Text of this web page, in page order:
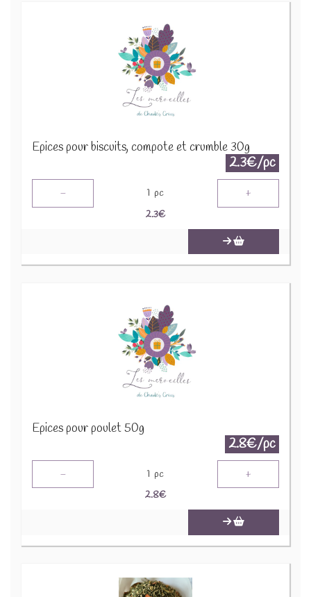
Epices pour biscuits, compote et crumble 30g
2.3€/pc
- 1 pc +
2.3€
Epices pour poulet 50g
2.8€/pc
- 1 pc +
2.8€